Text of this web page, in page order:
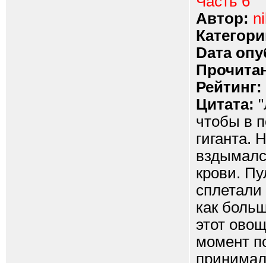
Автор:
Dата
Рейтинг:
Цитата:
чтобы в
гиганта.
крови.
как
этот
момент